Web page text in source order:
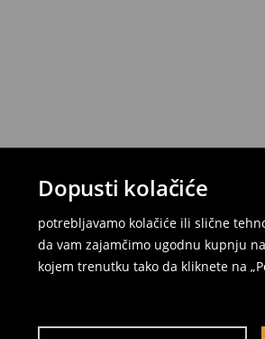
Dopusti kolačiće
potrebljavamo kolačiće ili slične
da vam zajamčimo ugodnu kupnju
kojem trenutku tako da kliknete na